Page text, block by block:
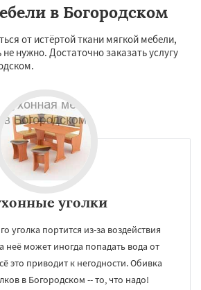
в Богородском
от истёртой ткани мягкой мебели,
нужно. Достаточно заказать услугу
уголки
уголка портится из-за воздействия
неё может иногда попадать вода от
это приводит к негодности. Обивка
в Богородском -- то, что надо!